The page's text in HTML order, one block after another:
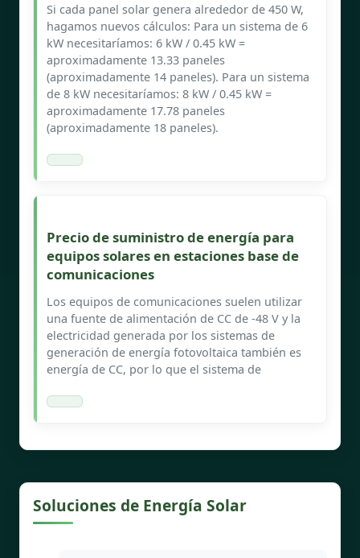
Si cada panel solar genera alrededor de 450 W,
hagamos nuevos cálculos: Para un sistema de 6
kW necesitaríamos: 6 kW / 0.45 kW =
aproximadamente 13.33 paneles
(aproximadamente 14 paneles). Para un sistema
de 8 kW necesitaríamos: 8 kW / 0.45 kW =
aproximadamente 17.78 paneles
(aproximadamente 18 paneles).
Precio de suministro de energía para
equipos solares en estaciones base de
comunicaciones
Los equipos de comunicaciones suelen utilizar
una fuente de alimentación de CC de -48 V y la
electricidad generada por los sistemas de
generación de energía fotovoltaica también es
energía de CC, por lo que el sistema de
Soluciones de Energía Solar